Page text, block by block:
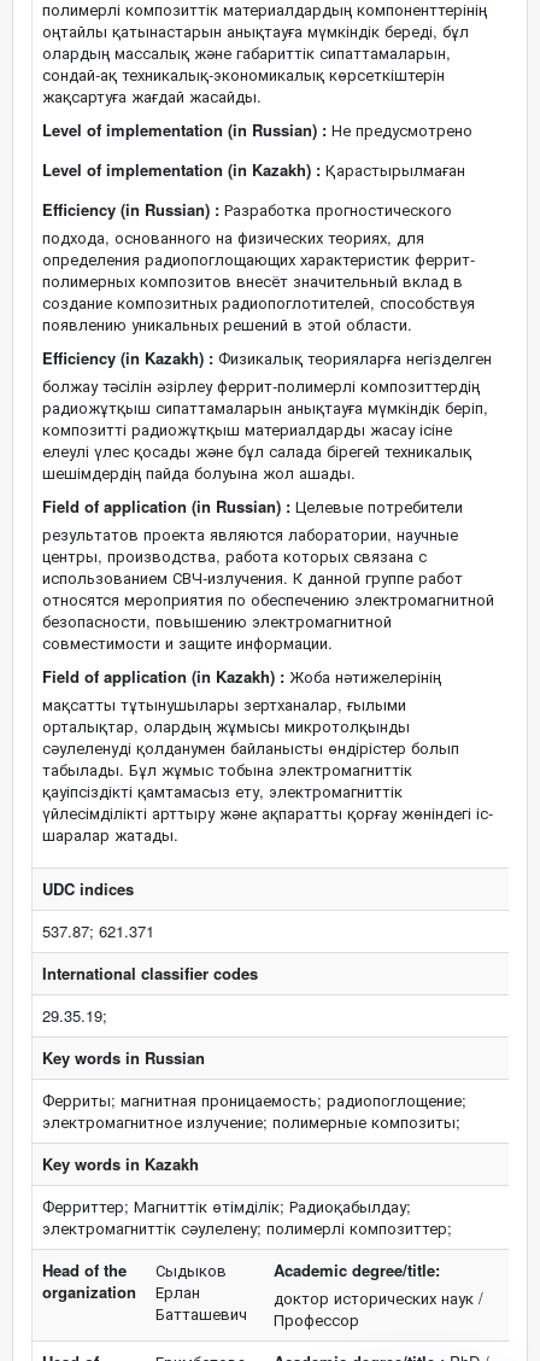
полимерлі композиттік материалдардың компоненттерінің
оңтайлы қатынастарын анықтауға мүмкіндік береді, бұл
олардың массалық және габариттік сипаттамаларын,
сондай-ақ техникалық-экономикалық көрсеткіштерін
жақсартуға жағдай жасайды.
Level of implementation (in Russian) : Не предусмотрено
Level of implementation (in Kazakh) : Қарастырылмаған
Efficiency (in Russian) : Разработка прогностического
подхода, основанного на физических теориях, для
определения радиопоглощающих характеристик феррит-
полимерных композитов внесёт значительный вклад в
создание композитных радиопоглотителей, способствуя
появлению уникальных решений в этой области.
Efficiency (in Kazakh) : Физикалық теорияларға негізделген
болжау тәсілін әзірлеу феррит-полимерлі композиттердің
радиожұтқыш сипаттамаларын анықтауға мүмкіндік беріп,
композитті радиожұтқыш материалдарды жасау ісіне
елеулі үлес қосады және бұл салада бірегей техникалық
шешімдердің пайда болуына жол ашады.
Field of application (in Russian) : Целевые потребители
результатов проекта являются лаборатории, научные
центры, производства, работа которых связана с
использованием СВЧ-излучения. К данной группе работ
относятся мероприятия по обеспечению электромагнитной
безопасности, повышению электромагнитной
совместимости и защите информации.
Field of application (in Kazakh) : Жоба нәтижелерінің
мақсатты тұтынушылары зертханалар, ғылыми
орталықтар, олардың жұмысы микротолқынды
сәулеленуді қолданумен байланысты өндірістер болып
табылады. Бұл жұмыс тобына электромагниттік
қауіпсіздікті қамтамасыз ету, электромагниттік
үйлесімділікті арттыру және ақпаратты қорғау жөніндегі іс-
шаралар жатады.
UDC indices
537.87; 621.371
International classifier codes
29.35.19;
Key words in Russian
Ферриты; магнитная проницаемость; радиопоглощение;
электромагнитное излучение; полимерные композиты;
Key words in Kazakh
Ферриттер; Магниттік өтімділік; Радиоқабылдау;
электромагниттік сәулелену; полимерлі композиттер;
Head of the
organization
Сыдыков
Ерлан
Батташевич
Academic degree/title:
доктор исторических наук /
Профессор